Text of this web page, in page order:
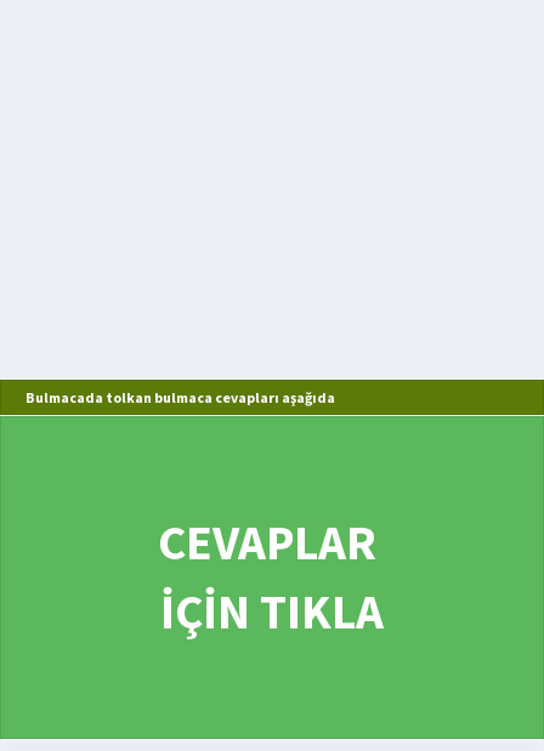
Bulmacada tolkan bulmaca cevapları aşağıda
CEVAPLAR
İÇİN TIKLA